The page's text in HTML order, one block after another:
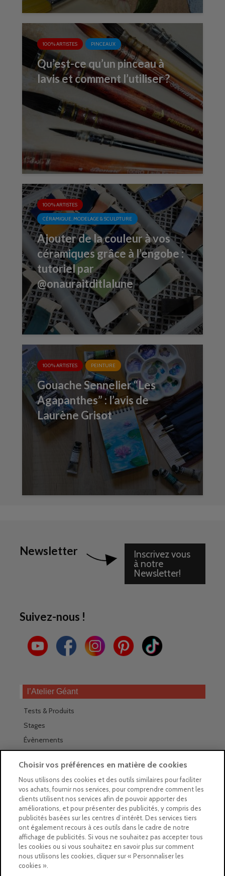
100% ARTISTES PINCEAUX
Qu’est-ce qu’un pinceau à
lavis et comment l’utiliser ?
100% ARTISTES
CÉRAMIQUE, MODELAGE & SCULPTURE
Ajouter de la couleur à vos
céramiques grâce à l’engobe :
tutoriel par
@onauraitditlalune
100% ARTISTES PEINTURE
Gouache Sennelier “Les
Agapanthes” : l’avis de
Laurène Grisot
Newsletter
Inscrivez vous
à notre
Newsletter!
Suivez-nous !
l’Atelier Géant
Tests & Produits
Stages
Évènements
Trouver nos magasins
La newsletter des magasins
Feuilleter le Guide
Gratuit : intégrer le Guide
Marques Beaux-Arts
Matériel pour l’aquarelle
Choisir vos préférences en matière de cookies
Nous utilisons des cookies et des outils similaires pour faciliter
vos achats, fournir nos services, pour comprendre comment les
clients utilisent nos services afin de pouvoir apporter des
améliorations, et pour présenter des publicités, y compris des
publicités basées sur les centres d’intérêt. Des services tiers
ont également recours à ces outils dans le cadre de notre
affichage de publicités. Si vous ne souhaitez pas accepter tous
les cookies ou si vous souhaitez en savoir plus sur comment
nous utilisons les cookies, cliquer sur « Personnaliser les
cookies ».